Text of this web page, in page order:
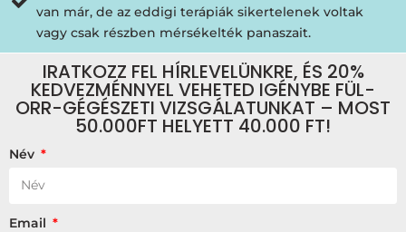
van már, de az eddigi terápiák sikertelenek voltak
vagy csak részben mérsékelték panaszait.
IRATKOZZ FEL HÍRLEVELÜNKRE, ÉS 20%
KEDVEZMÉNNYEL VEHETED IGÉNYBE FÜL-
ORR-GÉGÉSZETI VIZSGÁLATUNKAT – MOST
50.000FT HELYETT 40.000 FT!
Név
Email